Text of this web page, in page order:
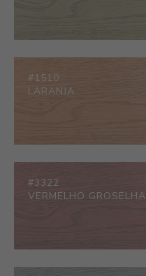
#1510
LARANJA
#3322
VERMELHO GROSELHA